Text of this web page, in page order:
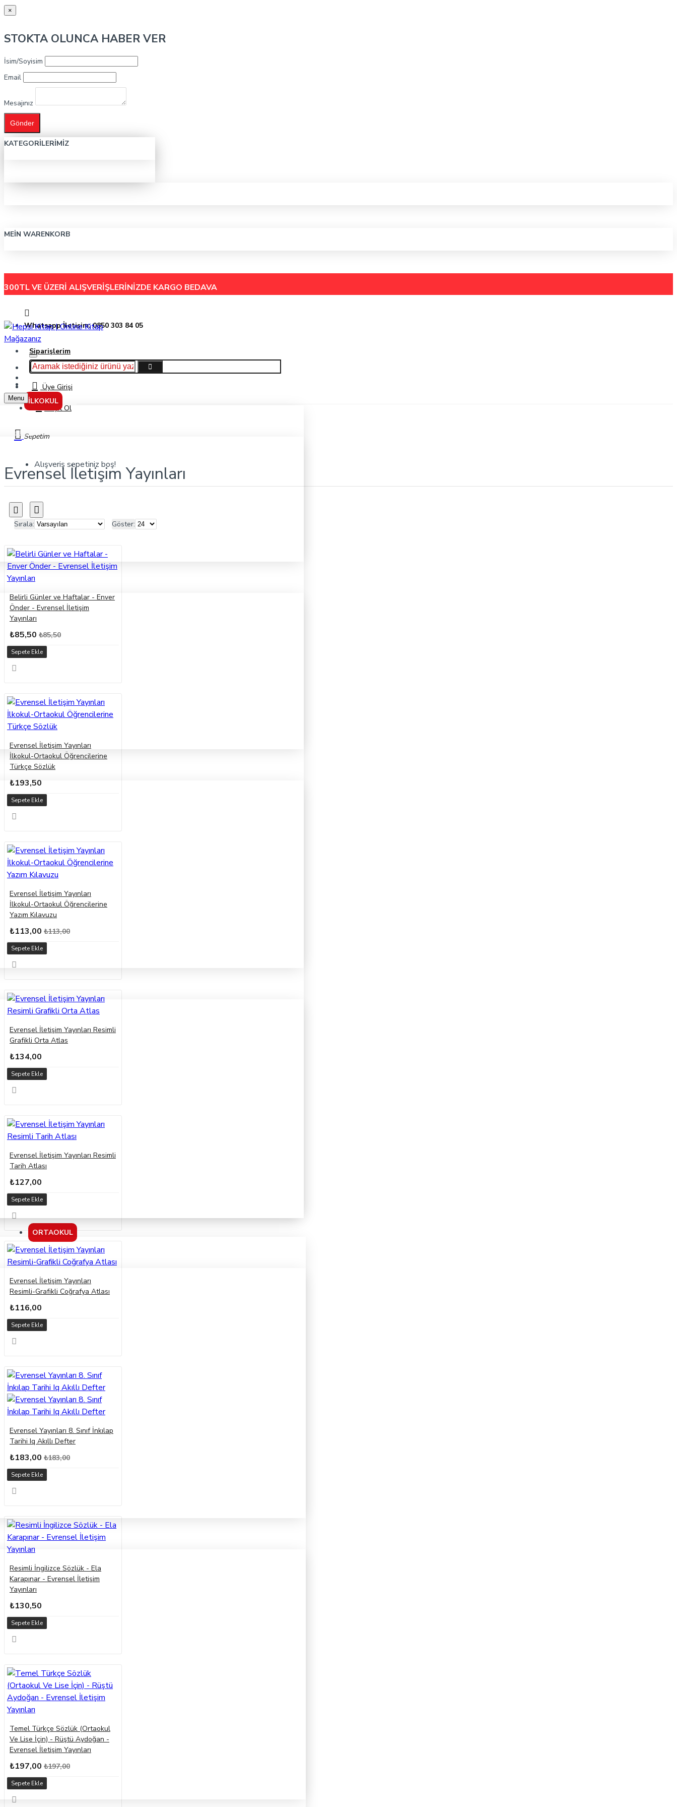
×
STOKTA OLUNCA HABER VER
İsim/Soyisim
Email
Mesajınız
Gönder
KATEGORILERIMIZ
MEIN WARENKORB
300TL VE ÜZERİ ALIŞVERİŞLERİNİZDE KARGO BEDAVA
Whatsapp İletişim: 0850 303 84 05
Siparişlerim
Hakkımızda
İletişimÜye Girişi
Kayıt Ol
Sepetim
Alışveriş sepetiniz boş!
İLKOKUL
ORTAOKUL
Menu
Markalar
Evrensel İletişim Yayınları
Sırala: Göster:
Belirli Günler ve Haftalar - Enver
Önder - Evrensel İletişim
Yayınları
₺85,50 ₺85,50
Sepete Ekle
Evrensel İletişim Yayınları
İlkokul-Ortaokul Öğrencilerine
Türkçe Sözlük
₺193,50
Sepete Ekle
Evrensel İletişim Yayınları
İlkokul-Ortaokul Öğrencilerine
Yazım Kılavuzu
₺113,00 ₺113,00
Sepete Ekle
Evrensel İletişim Yayınları Resimli
Grafikli Orta Atlas
₺134,00
Sepete Ekle
Evrensel İletişim Yayınları Resimli
Tarih Atlası
₺127,00
Sepete Ekle
Evrensel İletişim Yayınları
Resimli-Grafikli Coğrafya Atlası
₺116,00
Sepete Ekle
Evrensel Yayınları 8. Sınıf İnkılap
Tarihi Iq Akıllı Defter
₺183,00 ₺183,00
Sepete Ekle
Resimli İngilizce Sözlük - Ela
Karapınar - Evrensel İletişim
Yayınları
₺130,50
Sepete Ekle
Temel Türkçe Sözlük (Ortaokul
Ve Lise İçin) - Rüştü Aydoğan -
Evrensel İletişim Yayınları
₺197,00 ₺197,00
Sepete Ekle